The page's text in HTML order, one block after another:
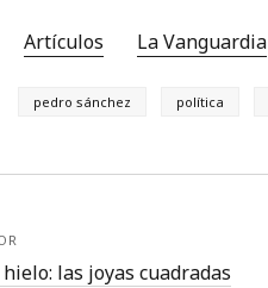
Artículos La Vanguardia
pedro sánchez política
las joyas cuadradas